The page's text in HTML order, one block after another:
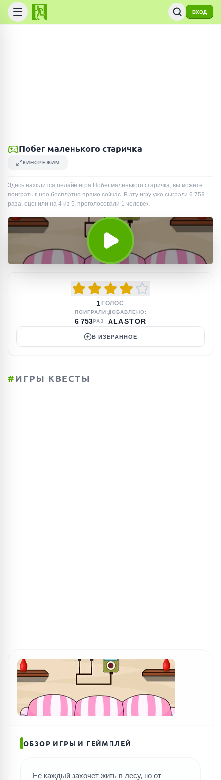
ВХОД
Побег маленького старичка
КИНОРЕЖИМ
Здесь находится онлайн игра Побег маленького старичка, вы можете
поиграть в нее бесплатно прямо сейчас. В эту игру уже сыграли 6 753
раза, оценили на 4 из 5, проголосовали 1 человек.
1 ГОЛОС
ПОИГРАЛИ:
6 753РАЗ
ДОБАВЛЕНО:
ALASTOR
В ИЗБРАННОЕ
#ИГРЫ КВЕСТЫ
ОБЗОР ИГРЫ И ГЕЙМПЛЕЙ
Не каждый захочет жить в лесу, но от